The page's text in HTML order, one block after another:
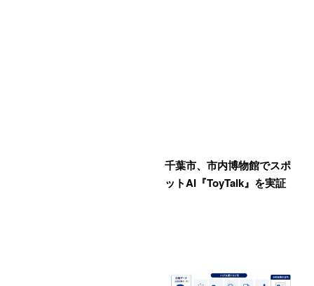
千葉市、市内博物館でスポ
ットAI『ToyTalk』を実証